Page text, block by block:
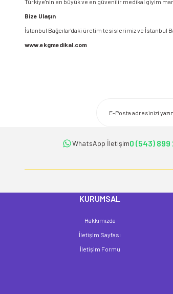
Türkiye'nin en büyük ve en güvenilir medikal giyim
Bize Ulaşın
İstanbul Bağcılar'daki üretim tesislerimiz ve İstanbul
www.ekgmedikal.com
WhatsApp İletişim0 (543) 899
KURUMSAL
Hakkımızda
İletişim Sayfası
İletişim Formu